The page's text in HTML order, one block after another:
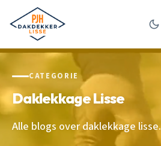
CATEGORIE
Daklekkage Lisse
Alle blogs over daklekkage lisse.